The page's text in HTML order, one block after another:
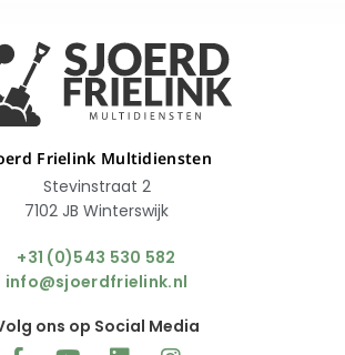
Frielink Multidiensten
Stevinstraat 2
7102 JB Winterswijk
+31 (0)543 530 582
info@sjoerdfrielink.nl
ons op Social Media